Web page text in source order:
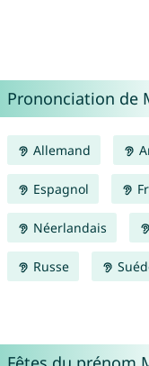
Prononciation de
Allemand
Espagnol
Néerlandais
Russe